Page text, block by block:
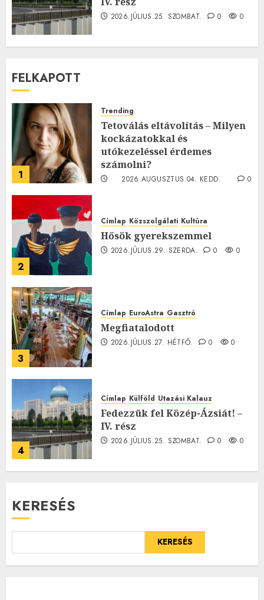
2026.JÚLIUS.25. SZOMBAT. 0 0
FELKAPOTT
1
Trending
Tetoválás eltávolítás – Milyen
kockázatokkal és
utókezeléssel érdemes
számolni?
2026.AUGUSZTUS.04. KEDD.
0
2
Címlap Közszolgálati Kultúra
Hősök gyerekszemmel
2026.JÚLIUS.29. SZERDA. 0 0
3
Címlap EuroAstra Gasztró
Megfiatalodott
2026.JÚLIUS.27. HÉTFŐ. 0 0
4
Címlap Külföld Utazási Kalauz
Fedezzük fel Közép-Ázsiát! –
IV. rész
2026.JÚLIUS.25. SZOMBAT. 0 0
KERESÉS
KERESÉS